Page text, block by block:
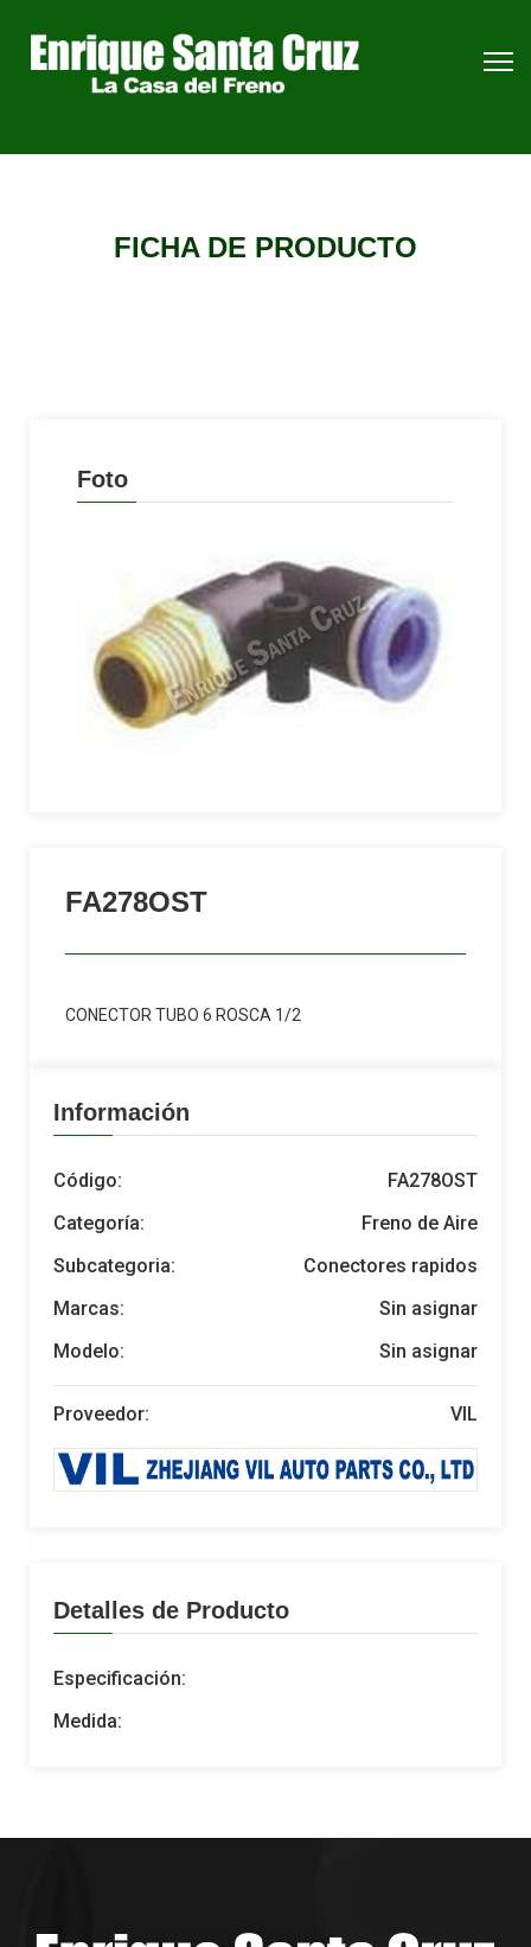
FICHA DE PRODUCTO
Foto
FA278OST
CONECTOR TUBO 6 ROSCA 1/2
Información
Código:
FA278OST
Categoría:
Freno de Aire
Subcategoria:
Conectores rapidos
Marcas:
Sin asignar
Modelo:
Sin asignar
Proveedor: VIL
Detalles de Producto
Especificación:
Medida: